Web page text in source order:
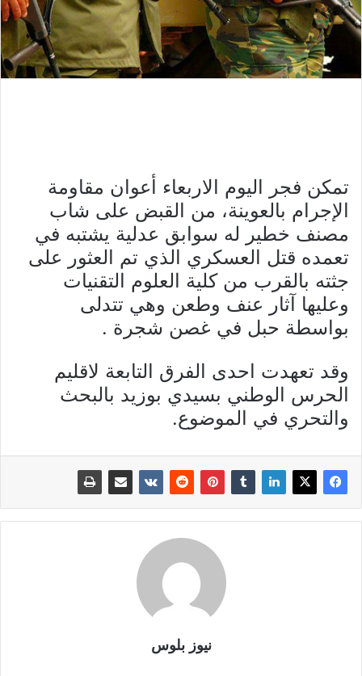
تمكن فجر اليوم الاربعاء أعوان مقاومة
الإجرام بالعوينة، من القبض على شاب
مصنف خطير له سوابق عدلية يشتبه في
تعمده قتل العسكري الذي تم العثور على
جثته بالقرب من كلية العلوم التقنيات
وعليها آثار عنف وطعن وهي تتدلى
بواسطة حبل في غصن شجرة .
وقد تعهدت احدى الفرق التابعة لاقليم
الحرس الوطني بسيدي بوزيد بالبحث
والتحري في الموضوع.
نيوز بلوس